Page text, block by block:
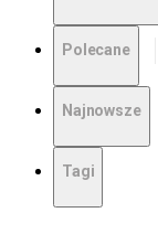
Polecane
Najnowsze
Tagi